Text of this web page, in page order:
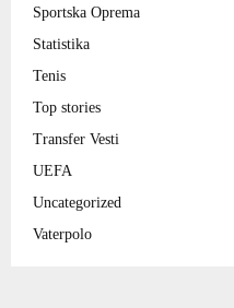
Sportska Oprema
Statistika
Tenis
Top stories
Transfer Vesti
UEFA
Uncategorized
Vaterpolo